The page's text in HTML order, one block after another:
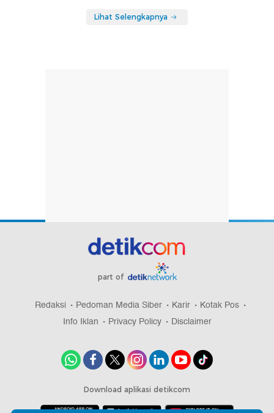
Lihat Selengkapnya
part of
Redaksi Pedoman Media Siber Karir
Kotak Pos
Info Iklan
Privacy Policy Disclaimer
Download aplikasi detikcom